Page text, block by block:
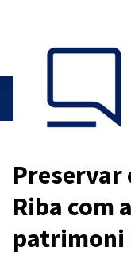
Recuperar i
Preservar
Riba com
patrimoni